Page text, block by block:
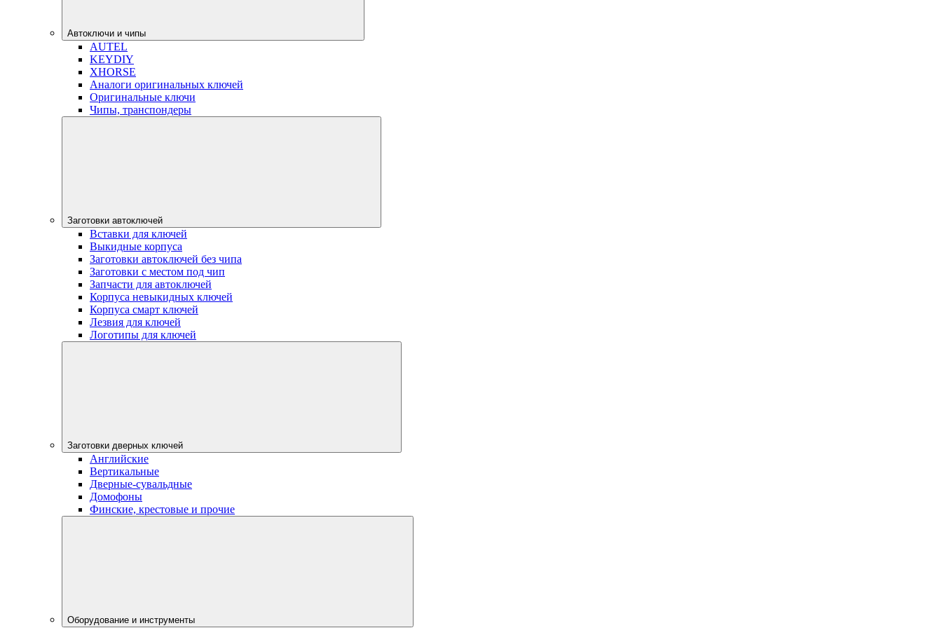
Автоключи и чипы
AUTEL
KEYDIY
XHORSE
Аналоги оригинальных ключей
Оригинальные ключи
Чипы, транспондеры
Заготовки автоключей
Вставки для ключей
Выкидные корпуса
Заготовки автоключей без чипа
Заготовки с местом под чип
Запчасти для автоключей
Корпуса невыкидных ключей
Корпуса смарт ключей
Лезвия для ключей
Логотипы для ключей
Заготовки дверных ключей
Английские
Вертикальные
Дверные-сувальдные
Домофоны
Финские, крестовые и прочие
Оборудование и инструменты